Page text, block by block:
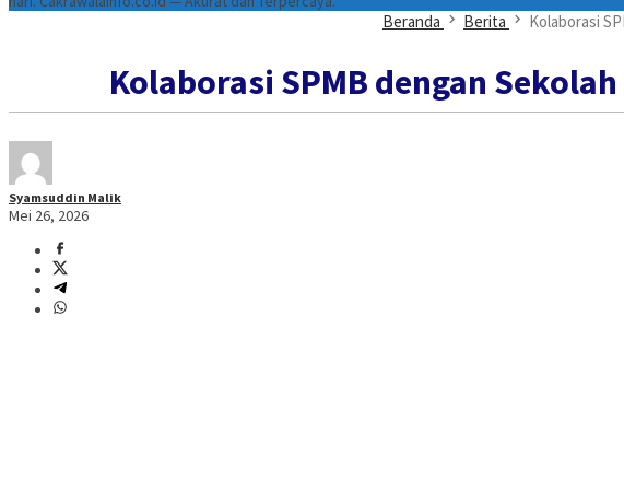
Beranda Berita Kolaborasi
Kolaborasi SPMB dengan
Syamsuddin Malik
Mei 26, 2026